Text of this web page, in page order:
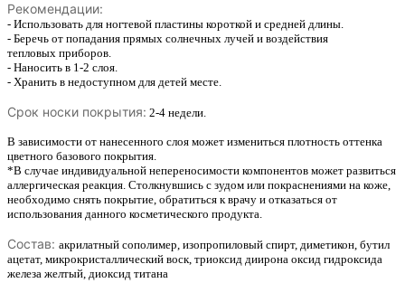
Рекомендации:
- Использовать для ногтевой пластины короткой и средней длины.
- Беречь от попадания прямых солнечных лучей и воздействия
тепловых приборов.
- Наносить в 1-2 слоя.
- Хранить в недоступном для детей месте.
Срок носки покрытия: 2-4 недели.
В зависимости от нанесенного слоя может измениться плотность оттенка
цветного базового покрытия.
*В случае индивидуальной непереносимости компонентов может развиться
аллергическая реакция. Столкнувшись с зудом или покраснениями на коже,
необходимо снять покрытие, обратиться к врачу и отказаться от
использования данного косметического продукта.
Состав: акрилатный сополимер, изопропиловый спирт, диметикон, бутил
ацетат, микрокристаллический воск, триоксид диирона оксид гидроксида
железа желтый, диоксид титана